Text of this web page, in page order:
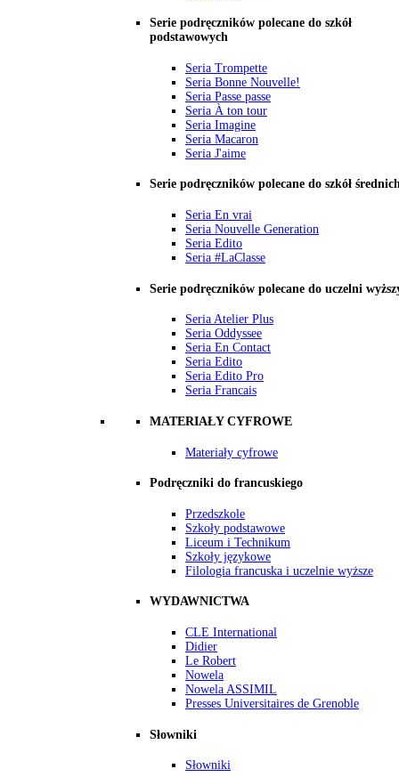
Serie podręczników polecane do szkół
podstawowych
Seria Trompette
Seria Bonne Nouvelle!
Seria Passe passe
Seria À ton tour
Seria Imagine
Seria Macaron
Seria J'aime
Serie podręczników polecane do szkół
Seria En vrai
Seria Nouvelle Generation
Seria Edito
Seria #LaClasse
Serie podręczników polecane do uczelni
Seria Atelier Plus
Seria Oddyssee
Seria En Contact
Seria Edito
Seria Edito Pro
Seria Francais
MATERIAŁY CYFROWE
Materiały cyfrowe
Podręczniki do francuskiego
Przedszkole
Szkoły podstawowe
Liceum i Technikum
Szkoły językowe
Filologia francuska i uczelnie wyższe
WYDAWNICTWA
CLE International
Didier
Le Robert
Nowela
Nowela ASSIMIL
Presses Universitaires de Grenoble
Słowniki
Słowniki